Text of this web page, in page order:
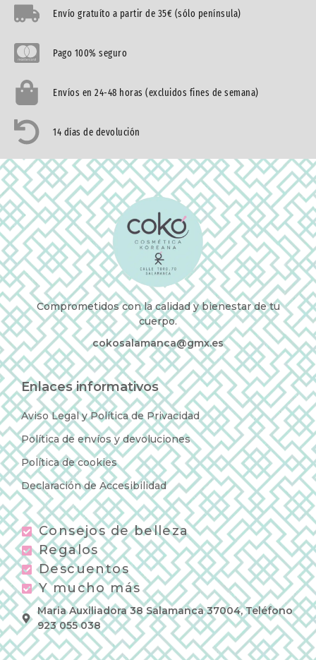
Envío gratuíto a partir de 35€ (sólo península)
Pago 100% seguro
Envíos en 24-48 horas (excluidos fines de semana)
14 días de devolución
Comprometidos con la calidad y bienestar de tu
cuerpo.
cokosalamanca@gmx.es
Enlaces informativos
Aviso Legal y Política de Privacidad
Política de envíos y devoluciones
Política de cookies
Declaración de Accesibilidad
Consejos de belleza
Regalos
Descuentos
Y mucho más
Maria Auxiliadora 38 Salamanca 37004, Teléfono
923 055 038